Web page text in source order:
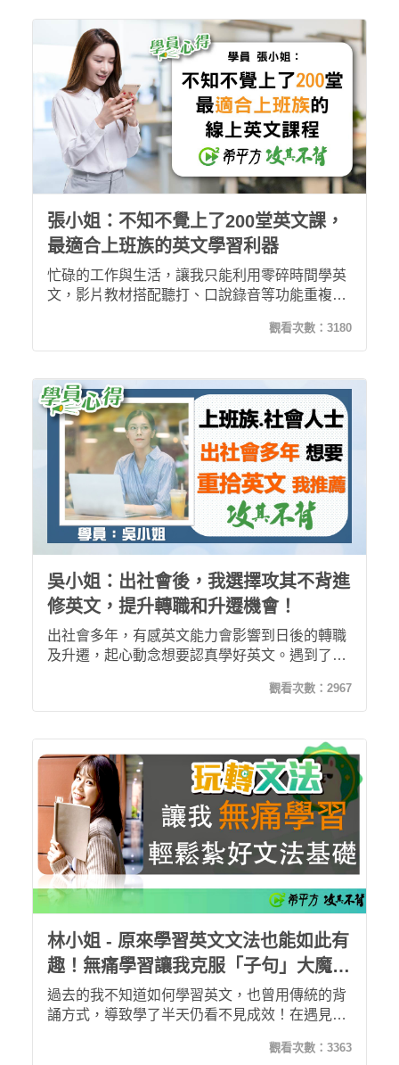
張小姐：不知不覺上了200堂英文課，
最適合上班族的英文學習利器
忙碌的工作與生活，讓我只能利用零碎時間學英
文，影片教材搭配聽打、口說錄音等功能重複練
利用空閒時間學習，累積起來也不知不覺上了
200堂英文課了！
觀看次數： 3180
吳小姐：出社會後，我選擇攻其不背進
修英文，提升轉職和升遷機會！
出社會多年，有感英文能力會影響到日後的轉職
及升遷，起心動念想要認真學好英文。遇到了攻
我的英文的信心！我還考到多益600分的成績，
這是我以前不敢想像的英文分數！如果你也和我
進修英文的最佳選擇！
觀看次數： 2967
林小姐 - 原來學習英文文法也能如此有
趣！無痛學習讓我克服「子句」大魔
王！
過去的我不知道如何學習英文，也曾用傳統的背
誦方式，導致學了半天仍看不見成效！在遇見
來能同時兼顧效率及趣味性，讓我的學習欲罷不
觀看次數： 3363